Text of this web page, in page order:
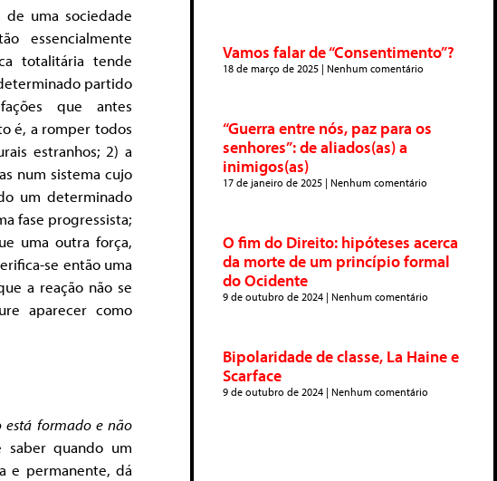
uma sociedade
essencialmente
totalitária tende
partido
que antes
é, a romper todos
estranhos; 2) a
num sistema cujo
um determinado
fase progressista;
uma outra força,
se então uma
a reação não se
aparecer como
está formado e não
saber quando um
e permanente, dá
Vamos falar de “Consentimento”?
18 de março de 2025 Nenhum comentário
“Guerra entre nós, paz para os
senhores”: de aliados(as) a
inimigos(as)
17 de janeiro de 2025 Nenhum comentário
O fim do Direito: hipóteses acerca
da morte de um princípio formal
do Ocidente
9 de outubro de 2024 Nenhum comentário
Bipolaridade de classe, La Haine e
Scarface
9 de outubro de 2024 Nenhum comentário